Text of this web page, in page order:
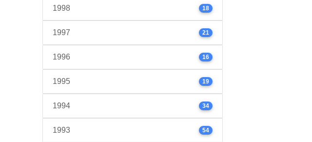
1998 18
1997 21
1996 16
1995 19
1994 34
1993 54